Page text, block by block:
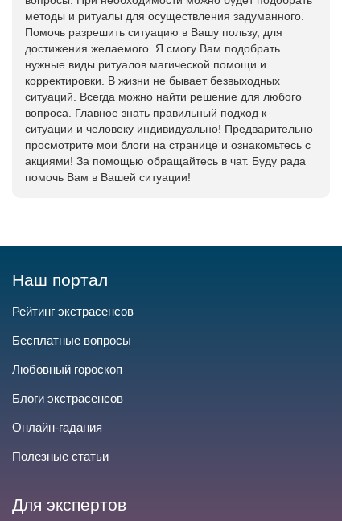
методы и ритуалы для осуществления задуманного.
Помочь разрешить ситуацию в Вашу пользу, для
достижения желаемого. Я смогу Вам подобрать
нужные виды ритуалов магической помощи и
корректировки. В жизни не бывает безвыходных
ситуаций. Всегда можно найти решение для любого
вопроса. Главное знать правильный подход к
ситуации и человеку индивидуально! Предварительно
просмотрите мои блоги на странице и ознакомьтесь с
акциями! За помощью обращайтесь в чат. Буду рада
помочь Вам в Вашей ситуации!
Наш портал
Рейтинг экстрасенсов
Бесплатные вопросы
Любовный гороскоп
Блоги экстрасенсов
Онлайн-гадания
Полезные статьи
Для экспертов